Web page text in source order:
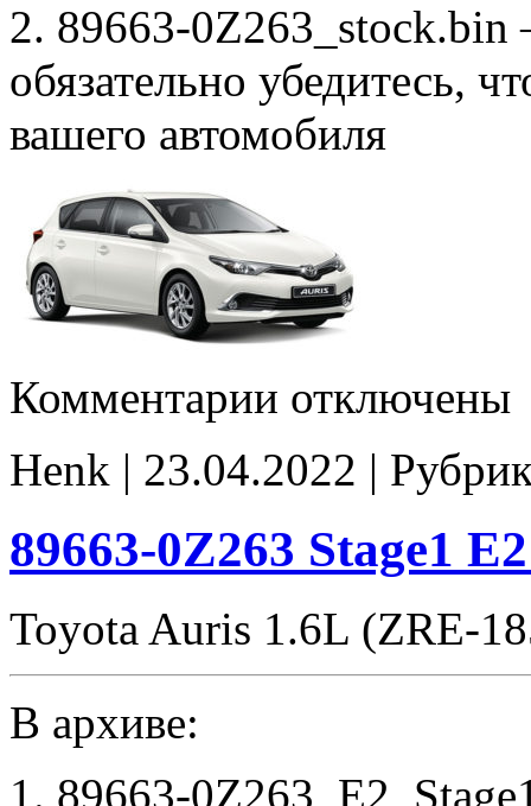
2. 89663-0Z263_stock.bin
обязательно убедитесь,
вашего автомобиля
Комментарии записи
E2
noCHK
отключены
Henk | 23.04.2022 |
89663-0Z263 Stage1
Toyota Auris 1.6L (ZRE-
В архиве:
1. 89663-